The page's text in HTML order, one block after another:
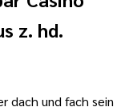
z. hd.
dach und fach sein